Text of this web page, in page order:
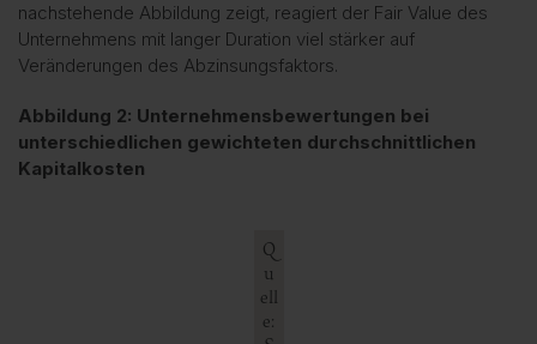
nachstehende Abbildung zeigt, reagiert der Fair Value des
Unternehmens mit langer Duration viel stärker auf
Veränderungen des Abzinsungsfaktors.
Abbildung 2: Unternehmensbewertungen bei
unterschiedlichen gewichteten durchschnittlichen
Kapitalkosten
Q
u
ell
e: